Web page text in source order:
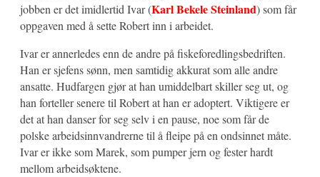
jobben er det imidlertid Ivar (Karl Bekele Steinland) som får
oppgaven med å sette Robert inn i arbeidet.
Ivar er annerledes enn de andre på fiskeforedlingsbedriften.
Han er sjefens sønn, men samtidig akkurat som alle andre
ansatte. Hudfargen gjør at han umiddelbart skiller seg ut, og
han forteller senere til Robert at han er adoptert. Viktigere er
det at han danser for seg selv i en pause, noe som får de
polske arbeidsinnvandrerne til å fleipe på en ondsinnet måte.
Ivar er ikke som Marek, som pumper jern og fester hardt
mellom arbeidsøktene.